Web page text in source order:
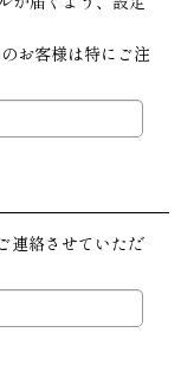
お客様は特にご注
連絡させていただ